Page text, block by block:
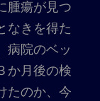
腫瘍が見つ
なきを得た
病院のベッ
か月後の検
たのか、今